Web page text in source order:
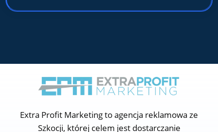
Extra Profit Marketing to agencja reklamowa ze
Szkocji, której celem jest dostarczanie